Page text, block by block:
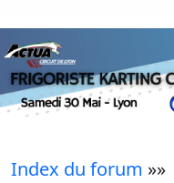
Index du forum »»